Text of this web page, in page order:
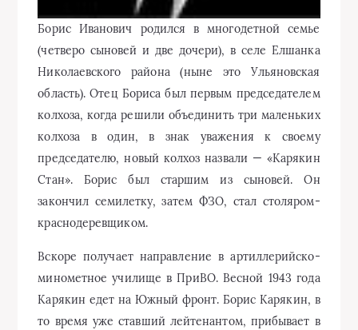
Борис Иванович родился в многодетной семье
(четверо сыновей и две дочери), в селе Елшанка
Николаевского района (ныне это Ульяновская
область). Отец Бориса был первым председателем
колхоза, когда решили объединить три маленьких
колхоза в один, в знак уважения к своему
председателю, новый колхоз назвали — «Карякин
Стан». Борис был старшим из сыновей. Он
закончил семилетку, затем ФЗО, стал столяром-
краснодеревщиком.
Вскоре получает направление в артиллерийско-
минометное училище в ПриВО. Весной 1943 года
Карякин едет на Южный фронт. Борис Карякин, в
то время уже ставший лейтенантом, прибывает в